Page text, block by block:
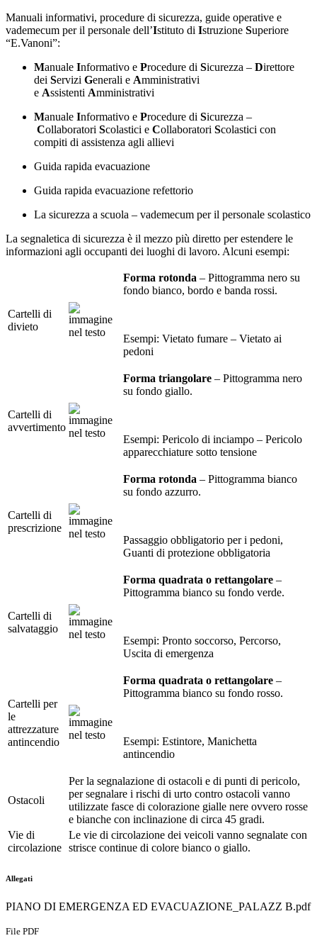
Manuali informativi, procedure di sicurezza, guide operative e
vademecum per il personale dell’Istituto di Istruzione Superiore
“E.Vanoni”:
Manuale Informativo e Procedure di Sicurezza – Direttore
dei Servizi Generali e Amministrativi
e Assistenti Amministrativi
Manuale Informativo e Procedure di Sicurezza –
Collaboratori Scolastici e Collaboratori Scolastici con
compiti di assistenza agli allievi
Guida rapida evacuazione
Guida rapida evacuazione refettorio
La sicurezza a scuola – vademecum per il personale scolastico
La segnaletica di sicurezza è il mezzo più diretto per estendere le
informazioni agli occupanti dei luoghi di lavoro. Alcuni esempi:
Cartelli di
divieto
Forma rotonda – Pittogramma nero su
fondo bianco, bordo e banda rossi.
Esempi: Vietato fumare – Vietato ai
pedoni
Cartelli di
avvertimento
Forma triangolare – Pittogramma nero
su fondo giallo.
Esempi: Pericolo di inciampo – Pericolo
apparecchiature sotto tensione
Cartelli di
prescrizione
Forma rotonda – Pittogramma bianco
su fondo azzurro.
Passaggio obbligatorio per i pedoni,
Guanti di protezione obbligatoria
Cartelli di
salvataggio
Forma quadrata o rettangolare –
Pittogramma bianco su fondo verde.
Esempi: Pronto soccorso, Percorso,
Uscita di emergenza
Cartelli per
le
attrezzature
antincendio
Forma quadrata o rettangolare –
Pittogramma bianco su fondo rosso.
Esempi: Estintore, Manichetta
antincendio
Ostacoli
Per la segnalazione di ostacoli e di punti di pericolo,
per segnalare i rischi di urto contro ostacoli vanno
utilizzate fasce di colorazione gialle nere ovvero rosse
e bianche con inclinazione di circa 45 gradi.
Vie di
circolazione
Le vie di circolazione dei veicoli vanno segnalate con
strisce continue di colore bianco o giallo.
Allegati
PIANO DI EMERGENZA ED EVACUAZIONE_PALAZZ B.pdf
File PDF